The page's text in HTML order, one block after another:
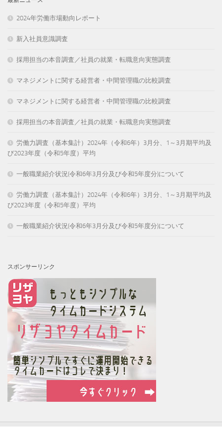
2024年労働市場動向レポート
新入社員意識調査
採用担当の本音調査／社員の就業・転職意向実態調査
マネジメントに関する経営者・中間管理職の比較調査
マネジメントに関する経営者・中間管理職の比較調査
採用担当の本音調査／社員の就業・転職意向実態調査
労働力調査（基本集計）2024年（令和6年）3月分、1～3月期平均及
び2023年度（令和5年度）平均
一般職業紹介状況(令和6年3月分及び令和5年度分)について
労働力調査（基本集計）2024年（令和6年）3月分、1～3月期平均及
び2023年度（令和5年度）平均
一般職業紹介状況(令和6年3月分及び令和5年度分)について
スポンサーリンク